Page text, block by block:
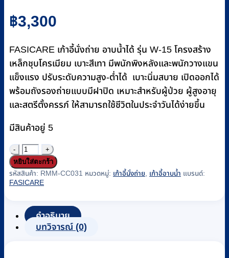
฿3,300
FASICARE เก้าอี้นั่งถ่าย อาบน้ำได้ รุ่น W-15 โครงสร้าง
เหล็กชุบโครเมียม เบาะสีเทา มีพนักพิงหลังและพนักวางแขน
แข็งแรง ปรับระดับความสูง-ต่ำได้ เบาะนิ่มสบาย เปิดออกได้
พร้อมถังรองถ่ายแบบมีฝาปิด เหมาะสำหรับผู้ป่วย ผู้สูงอายุ
และสตรีตั้งครรภ์ ให้สามารถใช้ชีวิตในประจำวันได้ง่ายขึ้น
มีสินค้าอยู่ 5
จำนวน
เก้าอี้
นั่ง
เหล็ก
ชุบ
โครเมียม
หยิบใส่ตะกร้า
รหัสสินค้า: RMM-CC031 หมวดหมู่: เก้าอี้นั่งถ่าย, เก้าอี้อาบน้ำ แบรนด์:
FASICARE
คำอธิบาย
บทวิจารณ์ (0)